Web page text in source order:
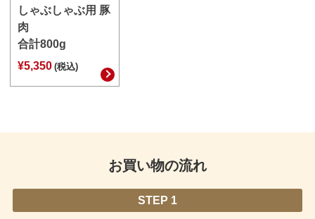
しゃぶしゃぶ用 豚
肉
合計800g
¥5,350 (税込)
お買い物の流れ
STEP 1